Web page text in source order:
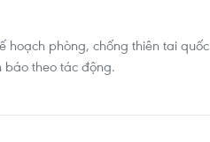
hoạch phòng, chống thiên tai quốc
theo tác động.